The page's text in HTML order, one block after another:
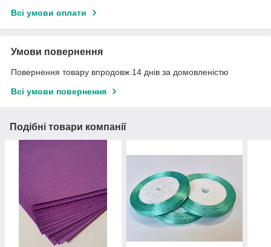
Всі умови оплати
Умови повернення
Повернення товару впродовж 14 днів за домовленістю
Всі умови повернення
Подібні товари компанії